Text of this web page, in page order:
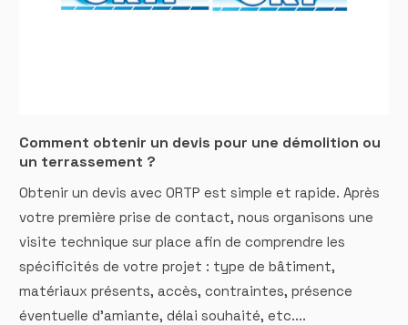
Comment obtenir un devis pour une démolition ou
un terrassement ?
Obtenir un devis avec ORTP est simple et rapide. Après
votre première prise de contact, nous organisons une
visite technique sur place afin de comprendre les
spécificités de votre projet : type de bâtiment,
matériaux présents, accès, contraintes, présence
éventuelle d’amiante, délai souhaité, etc....